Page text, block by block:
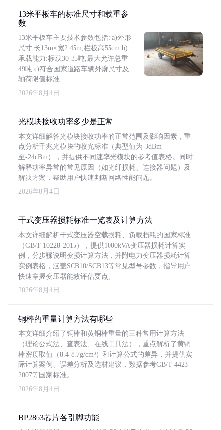
13米平板车的标准尺寸和载重参
数
13米平板车主要技术参数包括: a)外形
尺寸:长13m×宽2.45m,栏板高55cm b)
承载能力:标载30-35吨,最大允许总重
49吨 c)符合国家道路车辆外廓尺寸及
轴荷限值标准
2026年8月4日
光模块接收功率多少是正常
本文详细解答光模块接收功率的正常范围及影响因素，重
点分析千兆光模块的收光标准（典型值为-3dBm
至-24dBm），并提供不同速率光模块的参考值表格。同时
解释功率异常的常见原因（如光纤损耗、连接器问题）及
解决方案，帮助用户快速判断网络性能问题。
2026年8月4日
干式变压器损耗标准一览表及计算方法
本文详细解析干式变压器空载损耗、负载损耗的国家标准
（GB/T 10228-2015），提供1000kVA变压器损耗计算实
例，分步骤说明变损计算方法，并附电力变压器损耗计算
实例表格，涵盖SCB10/SCB13等常见型号参数，指导用户
快速掌握变压器能效评估要点。
2026年8月4日
铜棒的重量计算方法有哪些
本文详细介绍了铜棒和黄铜棒重量的三种常用计算方法
（理论公式法、查表法、在线工具法），重点解析了黄铜
棒密度取值（8.4-8.7g/cm³）和计算公式的差异，并提供实
际计算案例、误差分析及选材建议，数据参考GB/T 4423-
2007等国家标准。
2026年8月4日
BP2863芯片各引脚功能